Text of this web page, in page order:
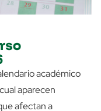
académico
aparecen
afectan a